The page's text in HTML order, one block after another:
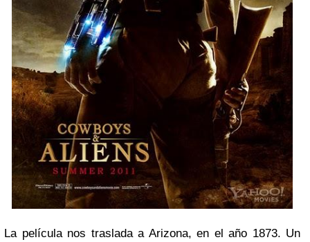
La película nos traslada a Arizona, en el año 1873. Un